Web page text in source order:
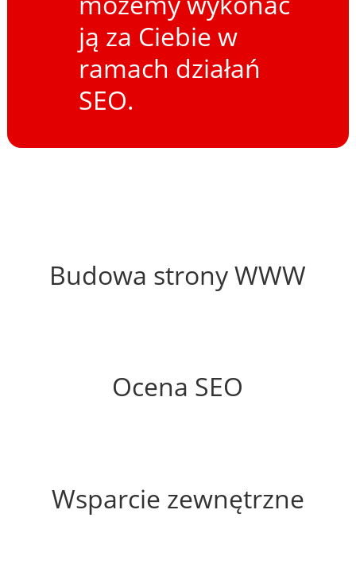
ją za Ciebie w
ramach działań
SEO.
Budowa strony WWW
Ocena SEO
Wsparcie zewnętrzne